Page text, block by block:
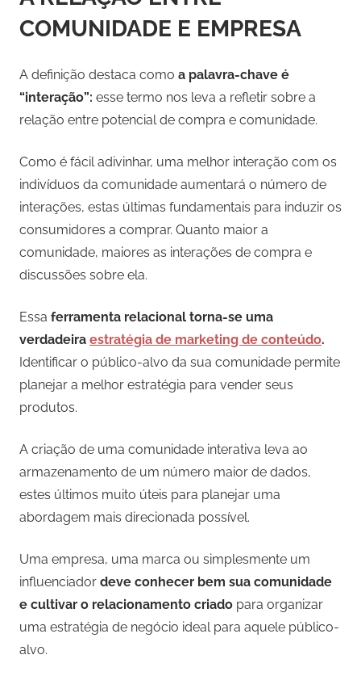
COMUNIDADE E EMPRESA
A definição destaca como a palavra-chave é
“interação”: esse termo nos leva a refletir sobre a
relação entre potencial de compra e comunidade.
Como é fácil adivinhar, uma melhor interação com os
indivíduos da comunidade aumentará o número de
interações, estas últimas fundamentais para induzir os
consumidores a comprar. Quanto maior a
comunidade, maiores as interações de compra e
discussões sobre ela.
Essa ferramenta relacional torna-se uma
verdadeira estratégia de marketing de conteúdo.
Identificar o público-alvo da sua comunidade permite
planejar a melhor estratégia para vender seus
produtos.
A criação de uma comunidade interativa leva ao
armazenamento de um número maior de dados,
estes últimos muito úteis para planejar uma
abordagem mais direcionada possível.
Uma empresa, uma marca ou simplesmente um
influenciador deve conhecer bem sua comunidade
e cultivar o relacionamento criado para organizar
uma estratégia de negócio ideal para aquele público-
alvo.